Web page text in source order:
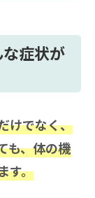
症状が
けでなく、
も、体の機
す。